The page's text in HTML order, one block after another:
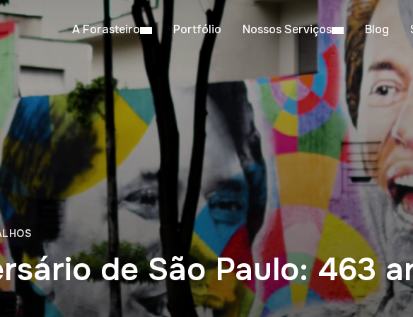
A Forasteiro Portfólio Nossos Serviços Blog
de São Paulo: 463